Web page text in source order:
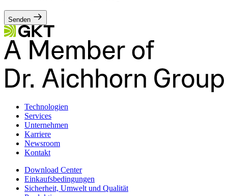
Senden
Technologien
Services
Unternehmen
Karriere
Newsroom
Kontakt
Download Center
Einkaufsbedingungen
Sicherheit, Umwelt und Qualität